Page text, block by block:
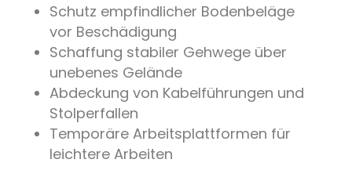
Schutz empfindlicher Bodenbeläge
vor Beschädigung
Schaffung stabiler Gehwege über
unebenes Gelände
Abdeckung von Kabelführungen und
Stolperfallen
Temporäre Arbeitsplattformen für
leichtere Arbeiten